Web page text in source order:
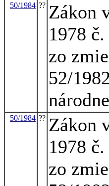
50/1984 ?? Zákon
1978
zo
52/
50/1984 ?? Zákon
1978
zo